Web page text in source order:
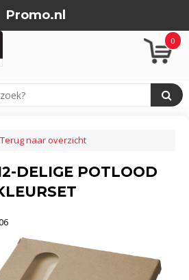
Promo.nl
0
Terug naar overzicht
DELIGE POTLOOD